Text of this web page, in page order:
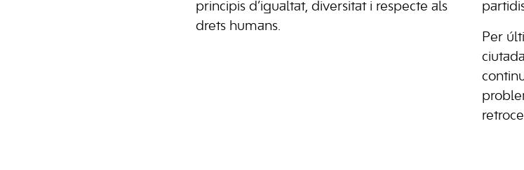
principis d’igualtat, diversitat i respecte als
drets humans.
Per